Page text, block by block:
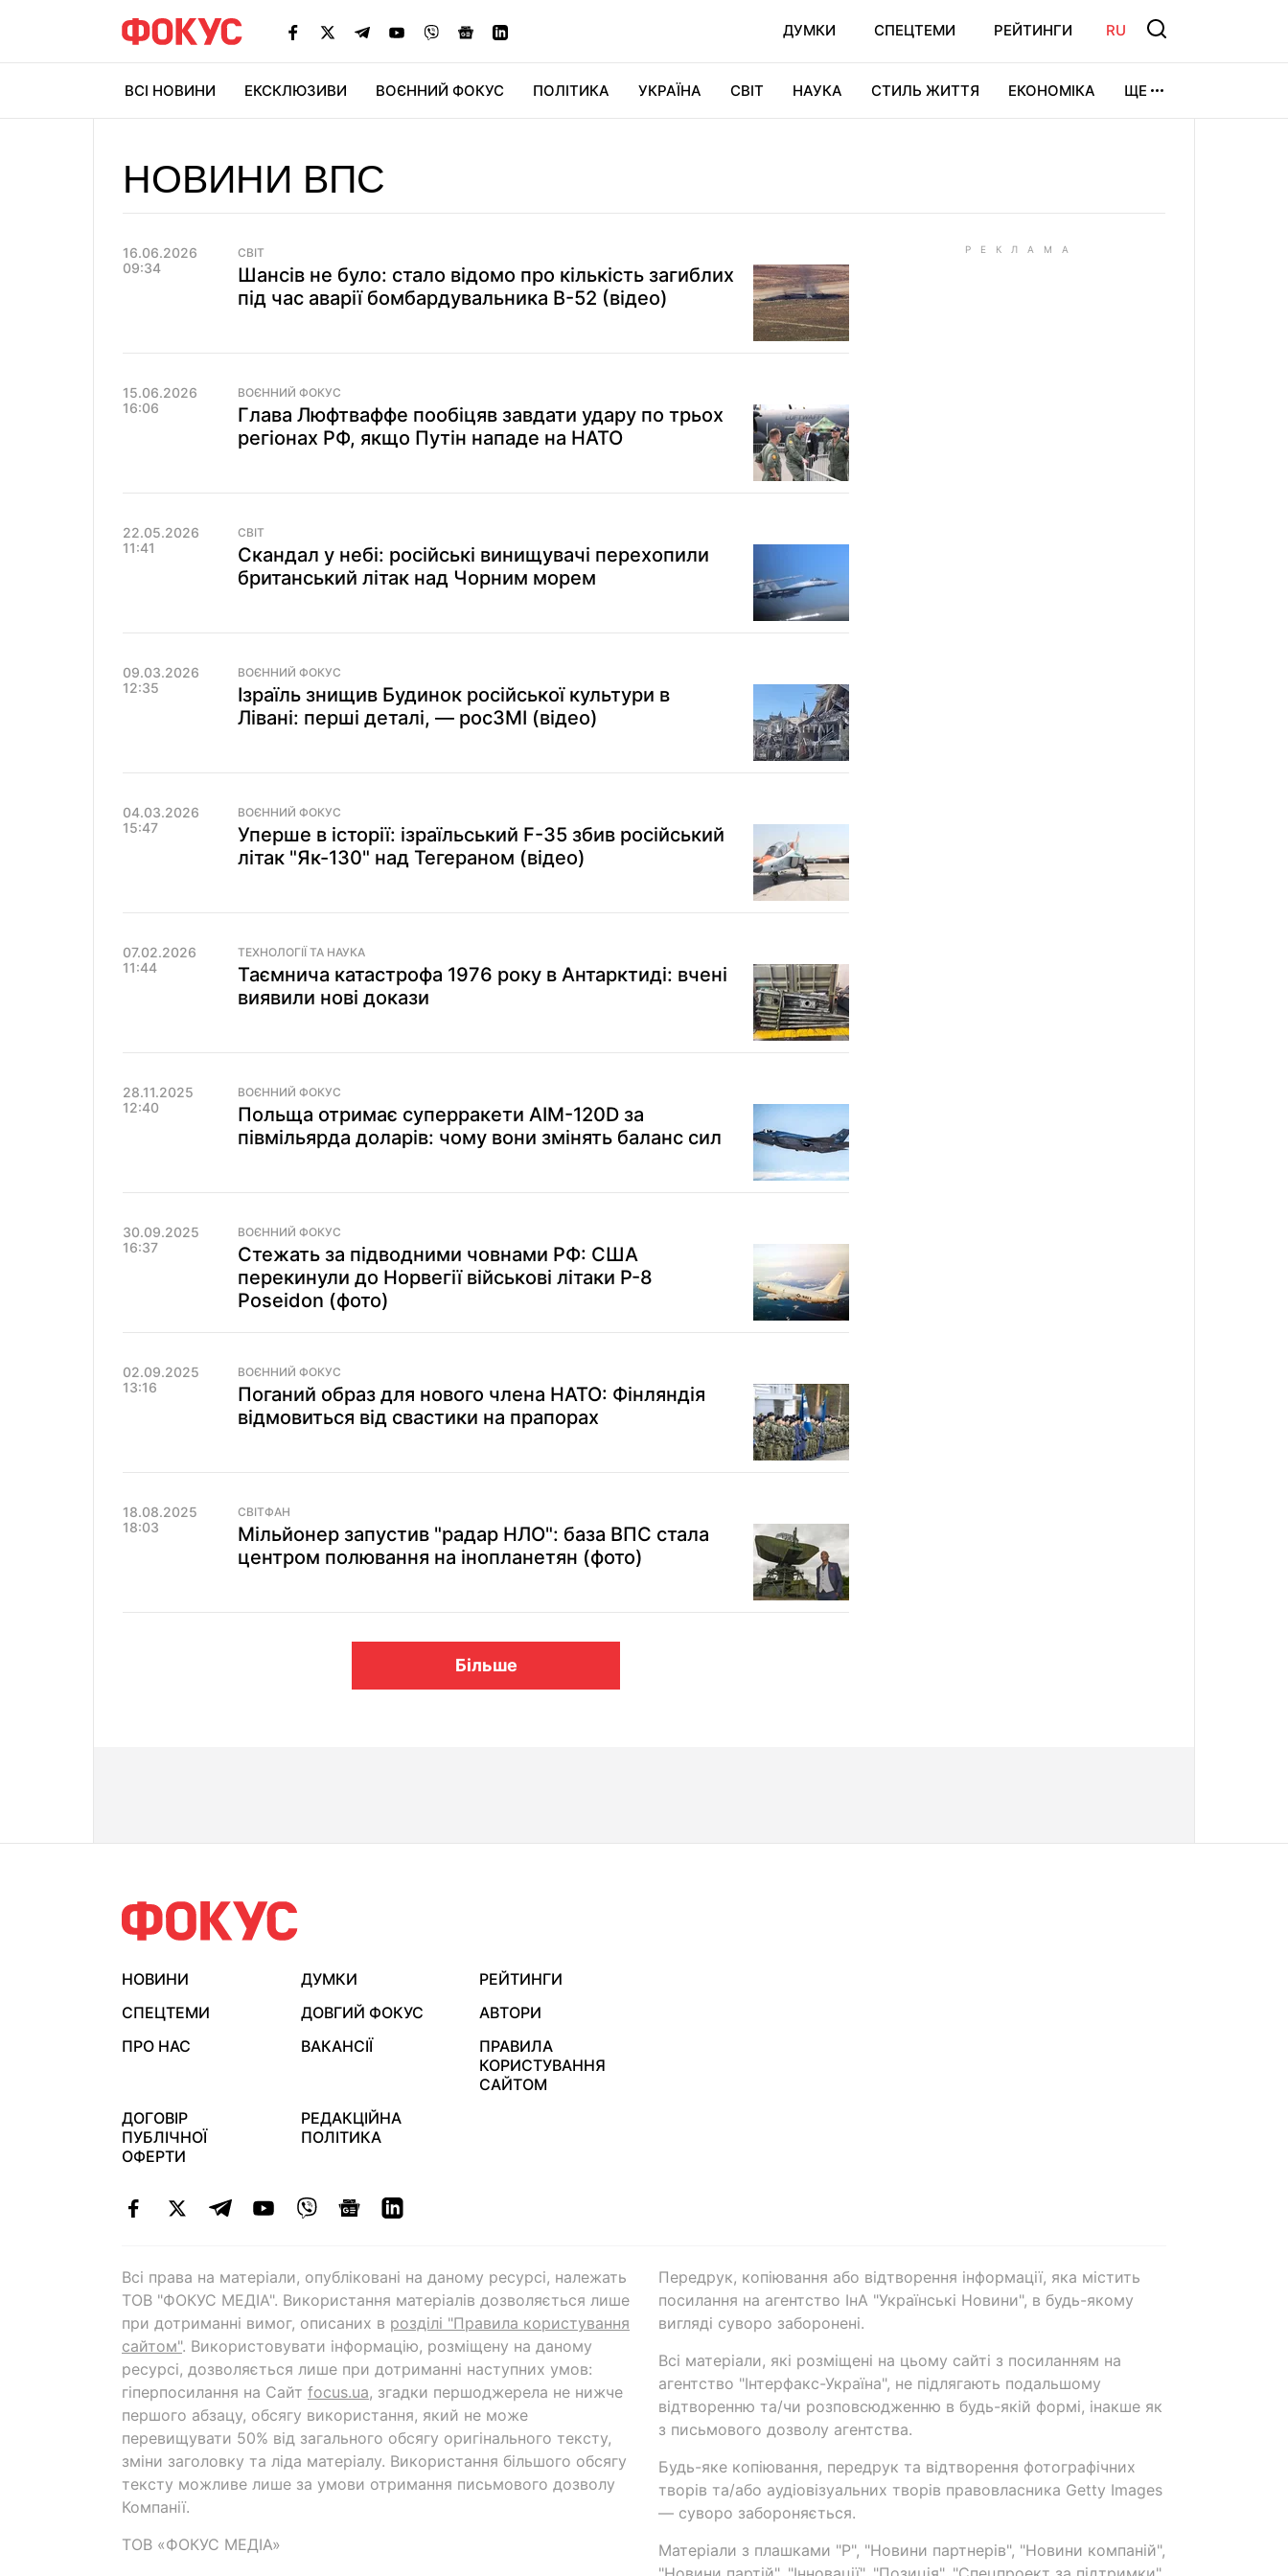
ДУМКИ СПЕЦТЕМИ РЕЙТИНГИ RU
ВСІ НОВИНИ ЕКСКЛЮЗИВИ ВОЄННИЙ ФОКУС ПОЛІТИКА УКРАЇНА СВІТ НАУКА СТИЛЬ ЖИТТЯ ЕКОНОМІКА ЩЕ
НОВИНИ ВПС
16.06.2026
09:34
СВІТ
Шансів не було: стало відомо про кількість загиблих
під час аварії бомбардувальника B-52 (відео)
15.06.2026
16:06
ВОЄННИЙ ФОКУС
Глава Люфтваффе пообіцяв завдати удару по трьох
регіонах РФ, якщо Путін нападе на НАТО
22.05.2026
11:41
СВІТ
Скандал у небі: російські винищувачі перехопили
британський літак над Чорним морем
09.03.2026
12:35
ВОЄННИЙ ФОКУС
Ізраїль знищив Будинок російської культури в
Лівані: перші деталі, — росЗМІ (відео)
04.03.2026
15:47
ВОЄННИЙ ФОКУС
Уперше в історії: ізраїльський F-35 збив російський
літак "Як-130" над Тегераном (відео)
07.02.2026
11:44
ТЕХНОЛОГІЇ ТА НАУКА
Таємнича катастрофа 1976 року в Антарктиді: вчені
виявили нові докази
28.11.2025
12:40
ВОЄННИЙ ФОКУС
Польща отримає суперракети AIM-120D за
півмільярда доларів: чому вони змінять баланс сил
30.09.2025
16:37
ВОЄННИЙ ФОКУС
Стежать за підводними човнами РФ: США
перекинули до Норвегії військові літаки P-8
Poseidon (фото)
02.09.2025
13:16
ВОЄННИЙ ФОКУС
Поганий образ для нового члена НАТО: Фінляндія
відмовиться від свастики на прапорах
18.08.2025
18:03
СВІТФАН
Мільйонер запустив "радар НЛО": база ВПС стала
центром полювання на інопланетян (фото)
Більше
НОВИНИ ДУМКИ
РЕЙТИНГИ
СПЕЦТЕМИ
ДОВГИЙ ФОКУС
АВТОРИ
ПРО НАС
ВАКАНСІЇ
ПРАВИЛА
КОРИСТУВАННЯ
САЙТОМ
ДОГОВІР
ПУБЛІЧНОЇ
ОФЕРТИ
РЕДАКЦІЙНА
ПОЛІТИКА
Всі права на матеріали, опубліковані на даному ресурсі, належать
ТОВ "ФОКУС МЕДІА". Використання матеріалів дозволяється лише
при дотриманні вимог, описаних в розділі "Правила користування
сайтом". Використовувати інформацію, розміщену на даному
ресурсі, дозволяється лише при дотриманні наступних умов:
гіперпосилання на Cайт focus.ua, згадки першоджерела не нижче
першого абзацу, обсягу використання, який не може
перевищувати 50% від загального обсягу оригінального тексту,
зміни заголовку та ліда матеріалу. Використання більшого обсягу
тексту можливе лише за умови отримання письмового дозволу
Компанії.
ТОВ «ФОКУС МЕДІА»
Передрук, копіювання або відтворення інформації, яка містить
посилання на агентство ІнА "Українські Новини", в будь-якому
вигляді суворо заборонені.
Всі матеріали, які розміщені на цьому сайті з посиланням на
агентство "Інтерфакс-Україна", не підлягають подальшому
відтворенню та/чи розповсюдженню в будь-якій формі, інакше як
з письмового дозволу агентства.
Будь-яке копіювання, передрук та відтворення фотографічних
творів та/або аудіовізуальних творів правовласника Getty Images
— суворо забороняється.
Матеріали з плашками "Р", "Новини партнерів", "Новини компаній",